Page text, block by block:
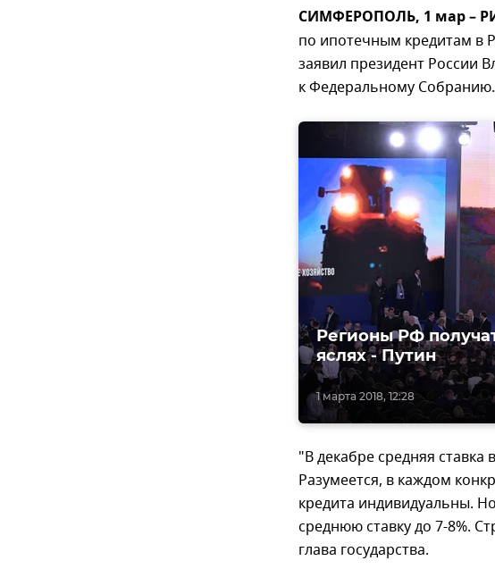
СИМФЕРОПОЛЬ, 1 мар –
по ипотечным кредитам в
заявил президент России
к Федеральному Собранию.
1 марта 2018, 12:28
Регионы РФ
яслях - Путин
"В декабре средняя ставка
Разумеется, в каждом
кредита индивидуальны.
среднюю ставку до 7-8%.
глава государства.